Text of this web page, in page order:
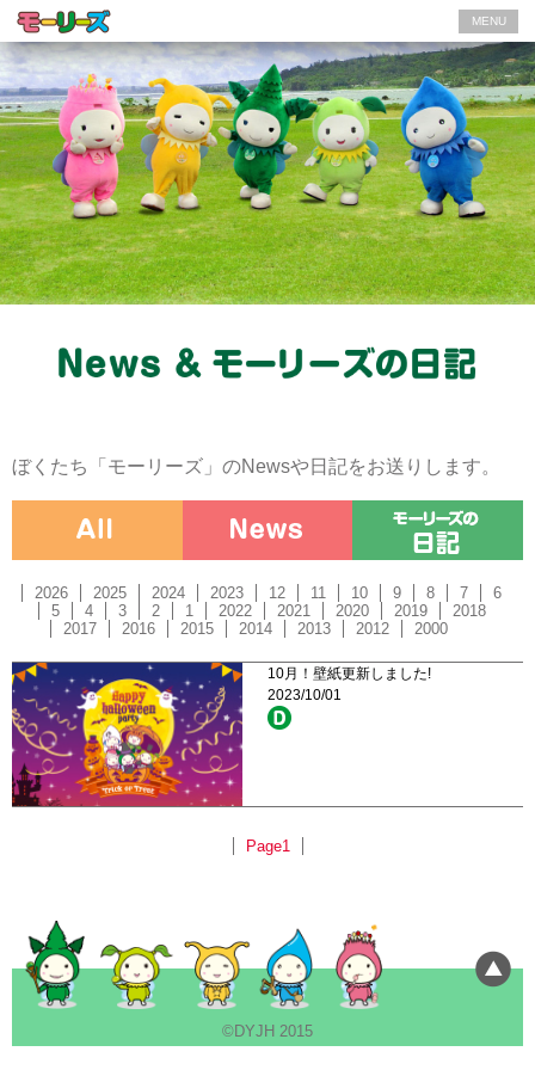
MENU
ぼくたち「モーリーズ」のNewsや日記をお送りします。
2026 2025 2024 2023 12 11 10 9 8 7
6
5
4 3 2 1 2022 2021 2020 2019
2018
2017
2016 2015 2014 2013 2012 2000
10月！壁紙更新しました!
2023/10/01
Page1
©DYJH 2015